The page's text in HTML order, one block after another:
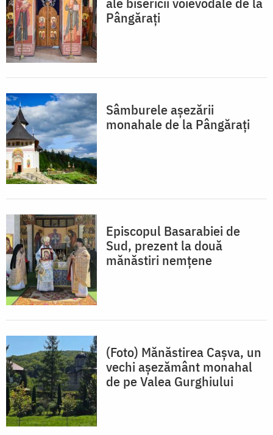
Pângărați
Sâmburele așezării
monahale de la Pângărați
Episcopul Basarabiei de
Sud, prezent la două
mănăstiri nemțene
(Foto) Mănăstirea Cașva, un
vechi așezământ monahal
de pe Valea Gurghiului